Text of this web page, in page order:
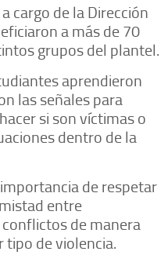
cargo de la Dirección
a más de 70
grupos del plantel.
aprendieron
las señales para
si son víctimas o
dentro de la
de respetar
entre
de manera
tipo de violencia.